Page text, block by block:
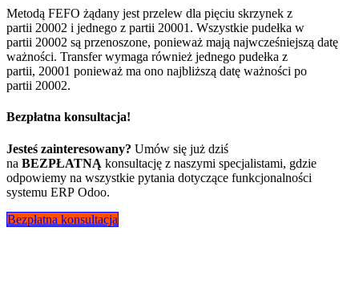
Metodą FEFO żądany jest przelew dla pięciu skrzynek z
partii 20002 i jednego z partii 20001. Wszystkie pudełka w
partii 20002 są przenoszone, ponieważ mają najwcześniejszą datę
ważności. Transfer wymaga również jednego pudełka z
partii, 20001 ponieważ ma ono najbliższą datę ważności po
partii 20002.
Bezpłatna konsultacja!
Jesteś zainteresowany? Umów się już dziś
na BEZPŁATNĄ konsultację z naszymi specjalistami, gdzie
odpowiemy na wszystkie pytania dotyczące funkcjonalności
systemu ERP Odoo.
Bezpłatna konsultacja